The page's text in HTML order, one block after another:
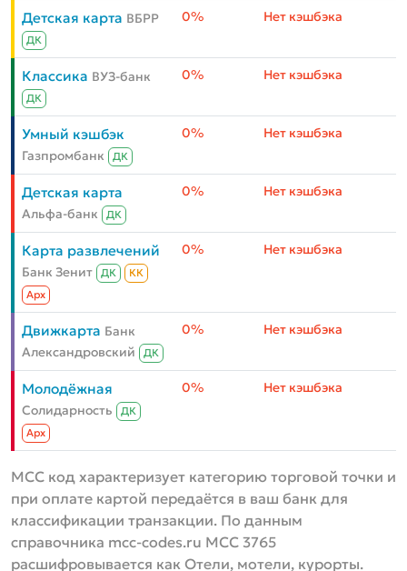
Детская карта ВБРР
ДК
0% Нет кэшбэка
Классика ВУЗ-банк
ДК
0% Нет кэшбэка
Умный кэшбэк
Газпромбанк ДК
0% Нет кэшбэка
Детская карта
Альфа-банк ДК
0% Нет кэшбэка
Карта развлечений
Банк Зенит ДК
КК
Aрх
0% Нет кэшбэка
Движкарта Банк
Александровский
ДК
0% Нет кэшбэка
Молодёжная
Солидарность
ДК
Aрх
0% Нет кэшбэка
MCC код характеризует категорию торговой точки и
при оплате картой передаётся в ваш банк для
классификации транзакции. По данным
справочника mcc-codes.ru MCC 3765
расшифровывается как Отели, мотели, курорты.